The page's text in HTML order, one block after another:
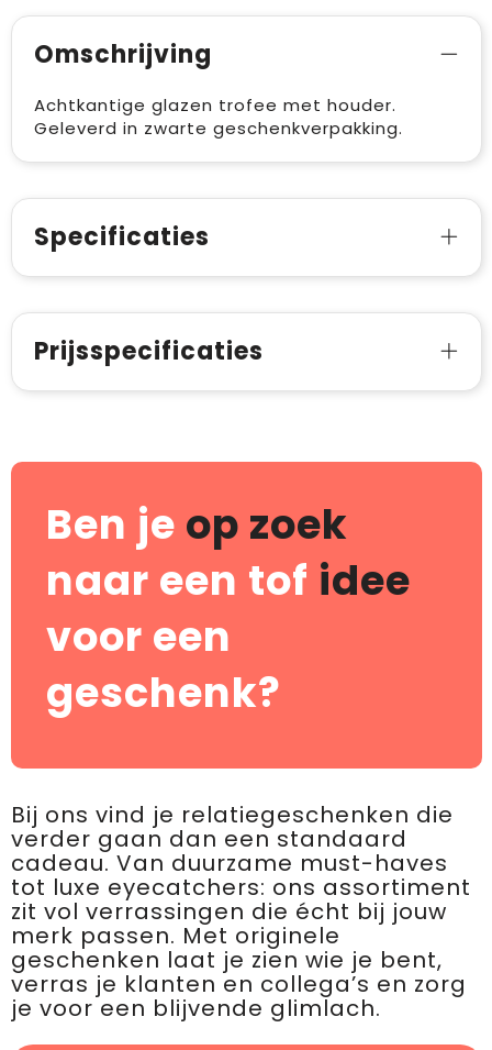
Omschrijving
Achtkantige glazen trofee met houder.
Geleverd in zwarte geschenkverpakking.
Specificaties
Prijsspecificaties
Ben je op zoek
naar een tof idee
voor een
geschenk?
Bij ons vind je relatiegeschenken die
verder gaan dan een standaard
cadeau. Van duurzame must-haves
tot luxe eyecatchers: ons assortiment
zit vol verrassingen die écht bij jouw
merk passen. Met originele
geschenken laat je zien wie je bent,
verras je klanten en collega’s en zorg
je voor een blijvende glimlach.